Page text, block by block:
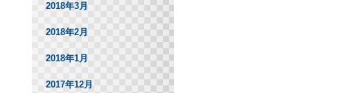
2018年3月
2018年2月
2018年1月
2017年12月